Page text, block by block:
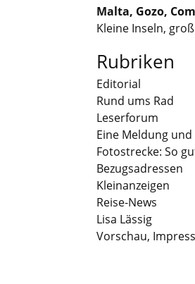
Malta, Gozo,
Kleine Inseln,
Rubriken
Editorial
Rund ums Rad
Leserforum
Eine Meldung
Fotostrecke: So
Bezugsadressen
Kleinanzeigen
Reise-News
Lisa Lässig
Vorschau,